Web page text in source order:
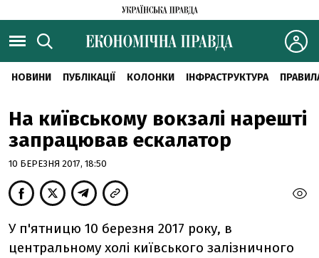
НОВИНИ ПУБЛІКАЦІЇ КОЛОНКИ ІНФРАСТРУКТУРА
На київському вокзалі нарешті
запрацював ескалатор
10 БЕРЕЗНЯ 2017, 18:50
У п'ятницю 10 березня 2017 року, в
центральному холі київського залізничного